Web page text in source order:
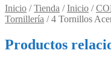
Inicio /Tienda /Inicio /
Tornillería /4 Tornillos
Productos